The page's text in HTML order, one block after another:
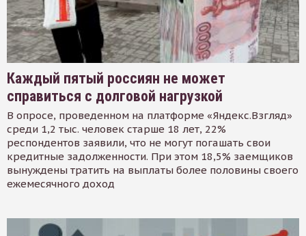
Каждый пятый россиян не может
справиться с долговой нагрузкой
В опросе, проведенном на платформе «Яндекс.Взгляд»
среди 1,2 тыс. человек старше 18 лет, 22%
респондентов заявили, что не могут погашать свои
кредитные задолженности. При этом 18,5% заемщиков
вынуждены тратить на выплаты более половины своего
ежемесячного доход